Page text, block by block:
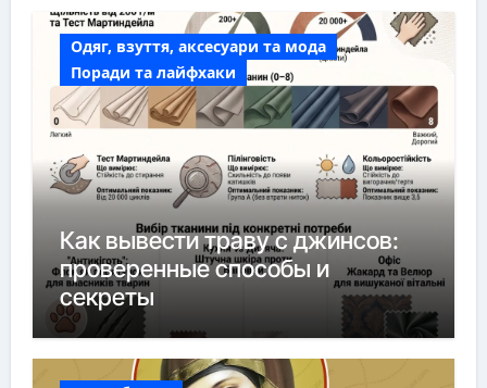
Одяг, взуття, аксесуари та мода
Поради та лайфхаки
Как вывести траву с джинсов:
проверенные способы и
секреты